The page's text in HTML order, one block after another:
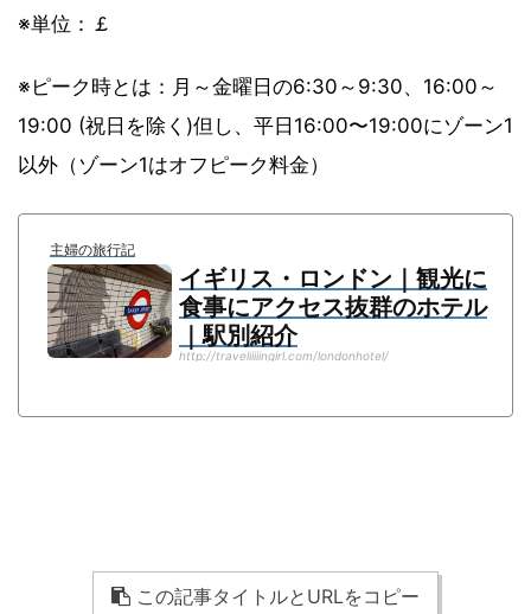
※単位：￡
※ピーク時とは：月～金曜日の6:30～9:30、16:00～
19:00 (祝日を除く)但し、平日16:00〜19:00にゾーン1
以外（ゾーン1はオフピーク料金）
主婦の旅行記
イギリス・ロンドン｜観光に
食事にアクセス抜群のホテル
｜駅別紹介
http://traveliiiiingirl.com/londonhotel/
この記事タイトルとURLをコピー